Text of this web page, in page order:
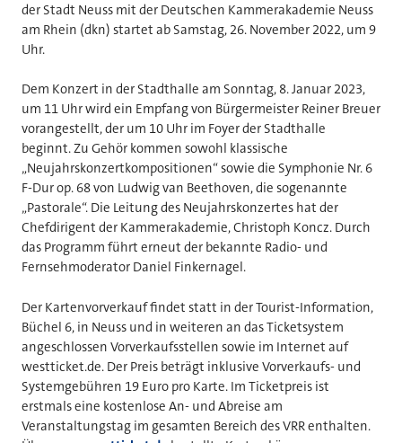
der Stadt Neuss mit der Deutschen Kammerakademie Neuss
am Rhein (dkn) startet ab Samstag, 26. November 2022, um 9
Uhr.
Dem Konzert in der Stadthalle am Sonntag, 8. Januar 2023,
um 11 Uhr wird ein Empfang von Bürgermeister Reiner Breuer
vorangestellt, der um 10 Uhr im Foyer der Stadthalle
beginnt. Zu Gehör kommen sowohl klassische
„Neujahrskonzertkompositionen“ sowie die Symphonie Nr. 6
F-Dur op. 68 von Ludwig van Beethoven, die sogenannte
„Pastorale“. Die Leitung des Neujahrskonzertes hat der
Chefdirigent der Kammerakademie, Christoph Koncz. Durch
das Programm führt erneut der bekannte Radio- und
Fernsehmoderator Daniel Finkernagel.
Der Kartenvorverkauf findet statt in der Tourist-Information,
Büchel 6, in Neuss und in weiteren an das Ticketsystem
angeschlossen Vorverkaufsstellen sowie im Internet auf
westticket.de. Der Preis beträgt inklusive Vorverkaufs- und
Systemgebühren 19 Euro pro Karte. Im Ticketpreis ist
erstmals eine kostenlose An- und Abreise am
Veranstaltungstag im gesamten Bereich des VRR enthalten.